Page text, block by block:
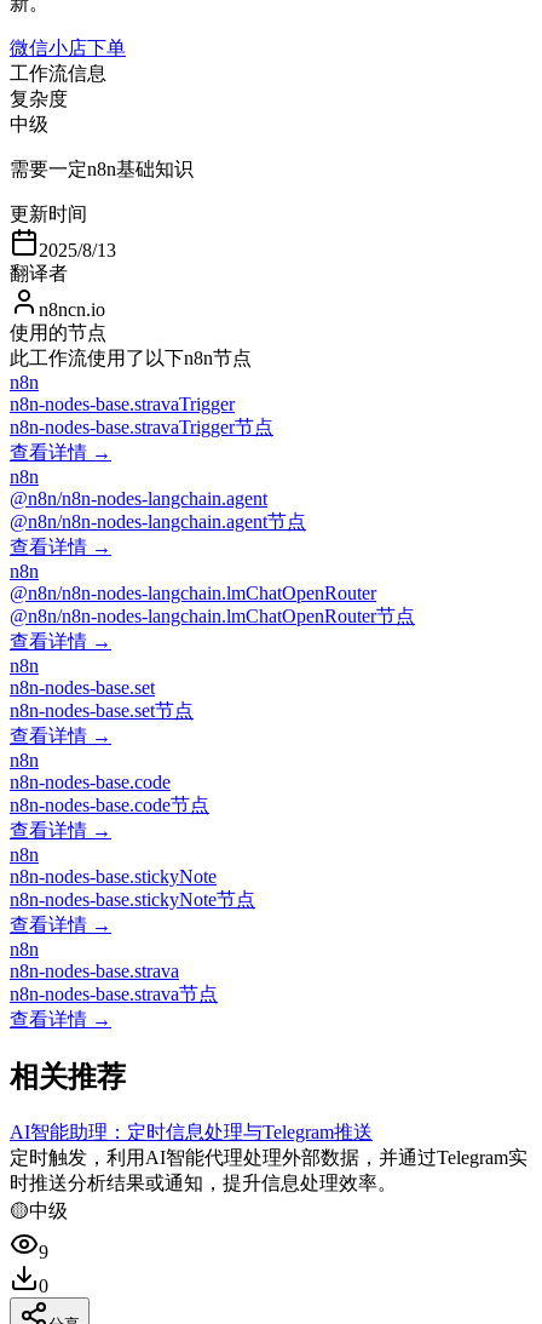
微信小店下单
工作流信息
复杂度
中级
需要一定n8n基础知识
更新时间
2025/8/13
翻译者
n8ncn.io
使用的节点
此工作流使用了以下n8n节点
n8n
n8n-nodes-base.stravaTrigger
n8n-nodes-base.stravaTrigger节点
查看详情 →
n8n
@n8n/n8n-nodes-langchain.agent
@n8n/n8n-nodes-langchain.agent节点
查看详情 →
n8n
@n8n/n8n-nodes-langchain.lmChatOpenRouter
@n8n/n8n-nodes-langchain.lmChatOpenRouter节点
查看详情 →
n8n
n8n-nodes-base.set
n8n-nodes-base.set节点
查看详情 →
n8n
n8n-nodes-base.code
n8n-nodes-base.code节点
查看详情 →
n8n
n8n-nodes-base.stickyNote
n8n-nodes-base.stickyNote节点
查看详情 →
n8n
n8n-nodes-base.strava
n8n-nodes-base.strava节点
查看详情 →
相关推荐
AI智能助理：定时信息处理与Telegram推送
定时触发，利用AI智能代理处理外部数据，并通过Telegram实
时推送分析结果或通知，提升信息处理效率。
🟡中级
9
0